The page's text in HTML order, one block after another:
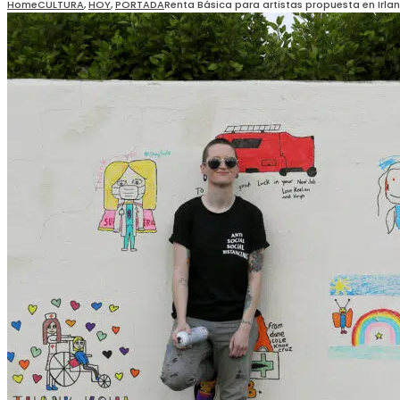
HomeCULTURA,HOY,PORTADARenta Básica para artistas propuesta en